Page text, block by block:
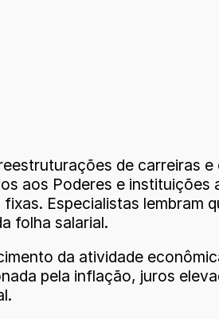
de carreiras
aos Poderes e
Especialistas lembram
folha salarial.
da atividade
pela inflação, juros